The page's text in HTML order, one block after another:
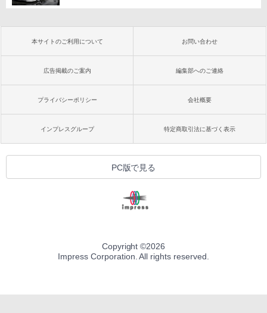
本サイトのご利用について お問い合わせ
広告掲載のご案内 編集部へのご連絡
プライバシーポリシー 会社概要
インプレスグループ 特定商取引法に基づく表示
PC版で見る
Copyright ©2026
Impress Corporation. All rights reserved.